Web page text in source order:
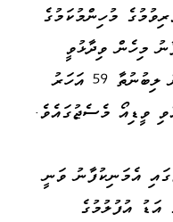
މުހިންމުކަމުގެ
މިހެން ވިދާޅުވީ
ދިވެހިރާއްޖެއަށް އދ. ގެ މެންބަރުކަން ލިބުނުތާ 59 އަހަރު
ވީޑިއޯ މެސެޖުގައެވެ.
އެމަނިކުފާނު ވަނީ
އަޑު އުފުލުމުގެ